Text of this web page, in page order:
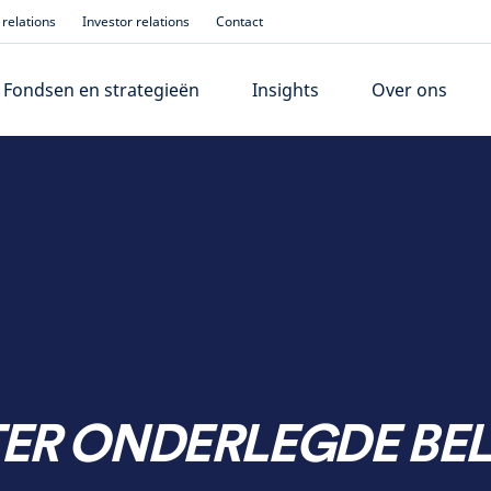
Investor relations Contact
Fondsen en strategieën Insights Over ons
ONDERLEGDE